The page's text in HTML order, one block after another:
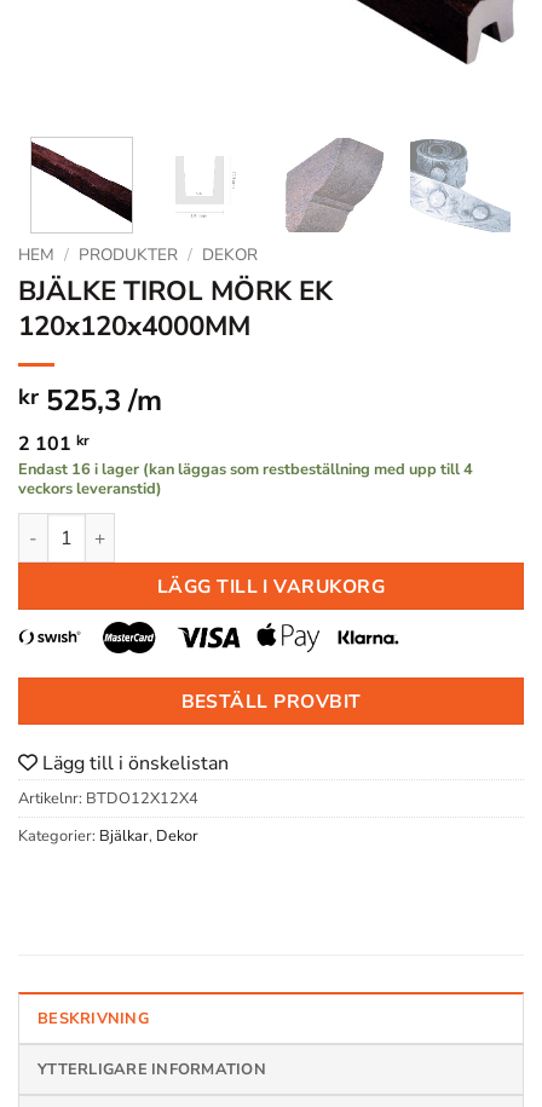
HEM / PRODUKTER / DEKOR
BJÄLKE TIROL MÖRK EK
120x120x4000MM
kr 525,3 /m
2 101 kr
Endast 16 i lager (kan läggas som restbeställning med upp till 4
veckors leveranstid)
BJÄLKE TIROL MÖRK EK 120x120x4000MM mängd
LÄGG TILL I VARUKORG
BESTÄLL PROVBIT
Lägg till i önskelistan
Artikelnr: BTDO12X12X4
Kategorier: Bjälkar, Dekor
BESKRIVNING
YTTERLIGARE INFORMATION